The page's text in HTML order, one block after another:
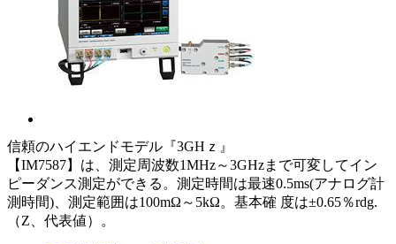
信頼のハイエンドモデル『3GHｚ』
【IM7587】は、測定周波数1MHz～3GHzまで可変してイン
ピーダンス測定ができる。測定時間は最速0.5ms(アナログ計
測時間)、測定範囲は100mΩ～5kΩ。基本確 度は±0.65％rdg.
（Z、代表値）。